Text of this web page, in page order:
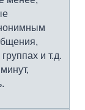
и т.д.